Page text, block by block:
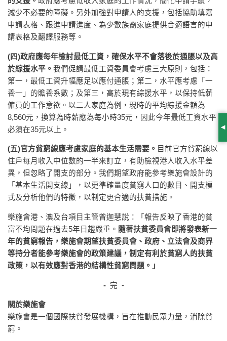
減少不必要的障礙。另外加強對申請人的支援，包括協助填寫
申請表格、跟進申請進度、為少數族裔家庭提供合適語言的申
請表格及翻譯服務等。
(四)政府應每年檢討最低工資，確保水平不會落後於通脹以及高
於綜援水平。 我們促請最低工資委員會考慮三大原則，包括：
第一，最低工資升幅應足以應付通脹；第二，水平應考慮「一
養一」的贍養系數；及第三，高於現有綜援水平，以保持低薪
僱員的工作意欲。以二人家庭為例，現時的平均綜援金額為
8,560元，換算為時薪應為每小時35元，因此今年最低工資水平
必須在35元以上。
(五)官方貧窮線應考慮家庭的基本生活需要。 目前官方貧窮線以
住戶每月收入中位數的一半來訂立，有助檢視港人收入水平差
異，但忽略了開支的部分。我們期望政府能參考樂施會設計的
「基本生活開支線」，以更準確量度貧窮人口的數目、開支模
式及分析他們的特徵，以制定更合適的扶貧措施。
樂施會港、澳及台項目主管曾迦慧說：「報告反映了香港的貧
富不均問題在過去5年日趨嚴重。 隨著扶貧委員會即將發表新一
年的貧窮報告，樂施會期望扶貧委員會、政府、立法會及商界
等持分者能參考樂施會的政策建議，制定有利於貧窮人的扶貧
政策，以有效應對香港的結構性貧窮問題。」
-完 -
關於樂施會
樂施會是一個國際扶貧發展機構，旨在推動民眾力量，消除貧
窮。